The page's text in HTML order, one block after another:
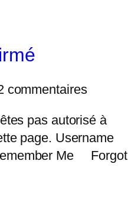
commentaires
pas autorisé à
page. Username
Me Forgot